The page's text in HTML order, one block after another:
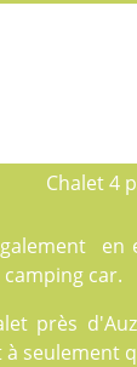
Chalet 4
car.
près